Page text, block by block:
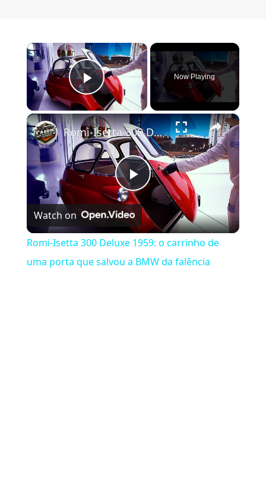
×
Play Video
Now Playing
×
Play Video
Romi-Isetta 300 Deluxe 1959: o carrinho de uma porta que salvou a BMW da falência
Watch on
Romi-Isetta 300 Deluxe 1959: o carrinho de
uma porta que salvou a BMW da falência